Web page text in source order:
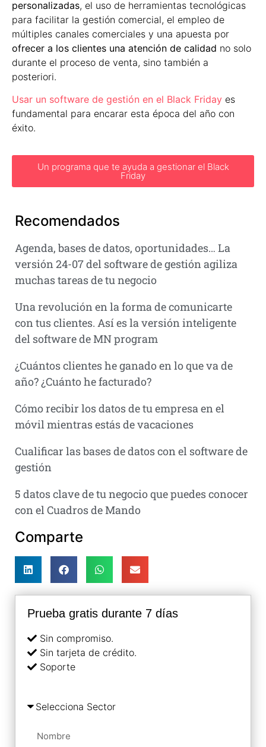
personalizadas, el uso de herramientas tecnológicas
para facilitar la gestión comercial, el empleo de
múltiples canales comerciales y una apuesta por
ofrecer a los clientes una atención de calidad no solo
durante el proceso de venta, sino también a
posteriori.
Usar un software de gestión en el Black Friday es
fundamental para encarar esta época del año con
éxito.
Un programa que te ayuda a gestionar el Black
Friday
Recomendados
Agenda, bases de datos, oportunidades… La
versión 24-07 del software de gestión agiliza
muchas tareas de tu negocio
Una revolución en la forma de comunicarte
con tus clientes. Así es la versión inteligente
del software de MN program
¿Cuántos clientes he ganado en lo que va de
año? ¿Cuánto he facturado?
Cómo recibir los datos de tu empresa en el
móvil mientras estás de vacaciones
Cualificar las bases de datos con el software de
gestión
5 datos clave de tu negocio que puedes conocer
con el Cuadros de Mando
Comparte
Prueba gratis durante 7 días
Sin compromiso.
Sin tarjeta de crédito.
Soporte